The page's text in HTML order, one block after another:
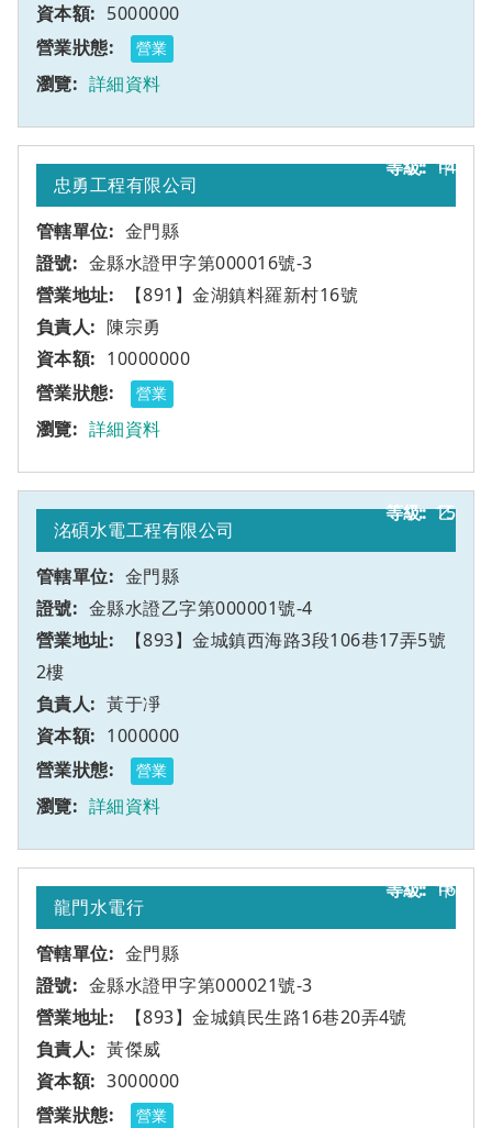
5000000
營業
詳細資料
14
忠勇工程有限公司
金門縣
金縣水證甲字第000016號-3
【891】金湖鎮料羅新村16號
甲
陳宗勇
10000000
營業
詳細資料
15
洺碩水電工程有限公司
金門縣
金縣水證乙字第000001號-4
【893】金城鎮西海路3段106巷17弄5號
2樓
乙
黃于凈
1000000
營業
詳細資料
16
龍門水電行
金門縣
金縣水證甲字第000021號-3
【893】金城鎮民生路16巷20弄4號
甲
黃傑威
3000000
營業